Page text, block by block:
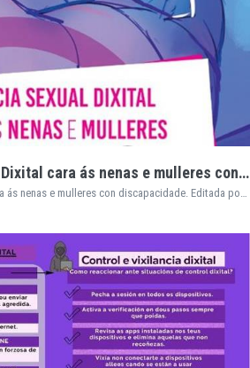
Guía Violencia Sexual Dixital cara ás nenas e mulleres con discapacidade
Guía violencia sexual dixital cara ás nenas e mulleres con discapacidade. Editada por ACADAR, a Asociación de mulleres con discapacidade de Galicia. Autoras: Lorena Boquete Vila, Laura Robledo Sánchez, Melissa Silva Castro e Mariluz Vázquez Regueiro.